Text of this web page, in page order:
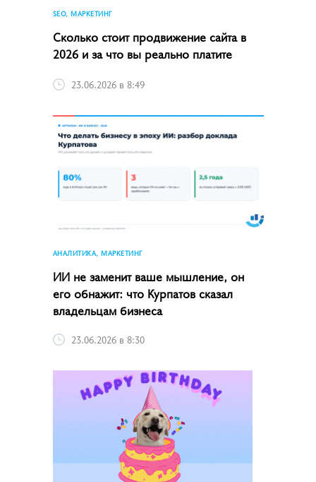
SEO, МАРКЕТИНГ
Сколько стоит продвижение сайта в
2026 и за что вы реально платите
23.06.2026 в 8:49
АНАЛИТИКА, МАРКЕТИНГ
ИИ не заменит ваше мышление, он
его обнажит: что Курпатов сказал
владельцам бизнеса
23.06.2026 в 8:30